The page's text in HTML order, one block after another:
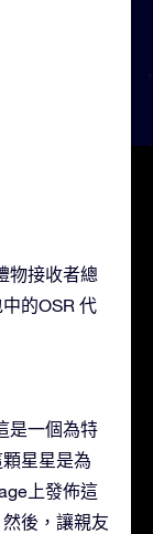
物接收者總
的OSR 代
是一個為特
星星是為
上發佈這
後，讓親友